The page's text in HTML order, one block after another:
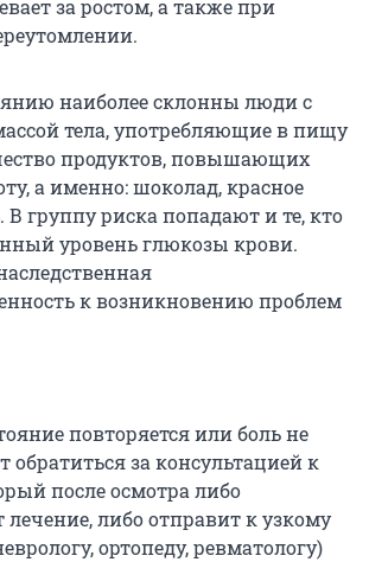
за ростом, а также при
наиболее склонны люди с
тела, употребляющие в пищу
продуктов, повышающих
а именно: шоколад, красное
В группу риска попадают и те, кто
уровень глюкозы крови.
к возникновению проблем
повторяется или боль не
обратиться за консультацией к
после осмотра либо
лечение, либо отправит к узкому
ортопеду, ревматологу)